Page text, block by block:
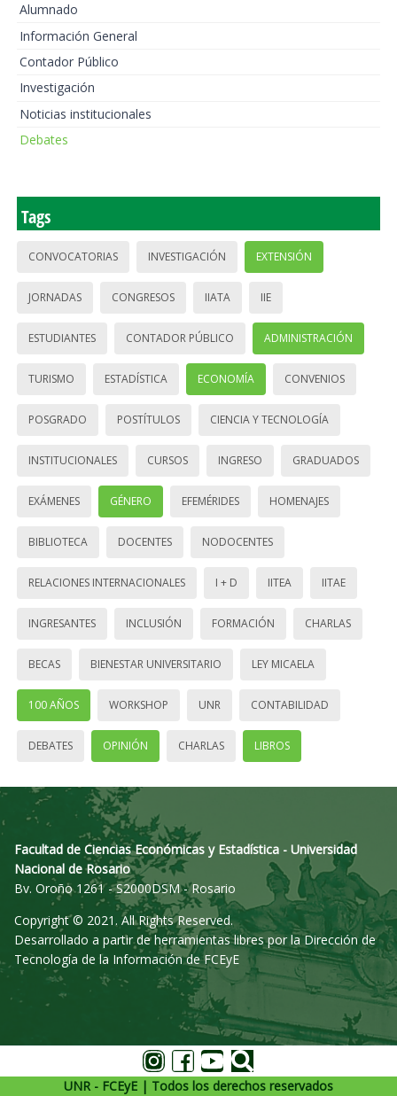
Alumnado
Información General
Contador Público
Investigación
Noticias institucionales
Debates
Tags
CONVOCATORIAS INVESTIGACIÓN EXTENSIÓN
JORNADAS CONGRESOS IIATA IIE
ESTUDIANTES CONTADOR PÚBLICO ADMINISTRACIÓN
TURISMO ESTADÍSTICA ECONOMÍA CONVENIOS
POSGRADO POSTÍTULOS CIENCIA Y TECNOLOGÍA
INSTITUCIONALES CURSOS INGRESO GRADUADOS
EXÁMENES GÉNERO EFEMÉRIDES HOMENAJES
BIBLIOTECA DOCENTES NODOCENTES
RELACIONES INTERNACIONALES I + D IITEA IITAE
INGRESANTES INCLUSIÓN FORMACIÓN CHARLAS
BECAS BIENESTAR UNIVERSITARIO LEY MICAELA
100 AÑOS WORKSHOP UNR CONTABILIDAD
DEBATES OPINIÓN CHARLAS LIBROS
Facultad de Ciencias Económicas y Estadística - Universidad
Nacional de Rosario
Bv. Oroño 1261 - S2000DSM - Rosario
Copyright © 2021. All Rights Reserved.
Desarrollado a partir de herramientas libres por la Dirección de
Tecnología de la Información de FCEyE
UNR - FCEyE | Todos los derechos reservados